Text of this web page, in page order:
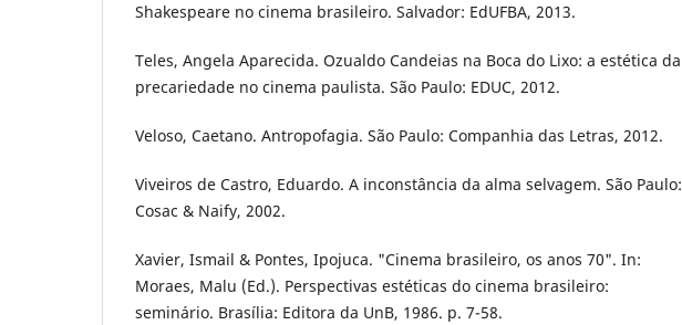
Shakespeare no cinema brasileiro. Salvador: EdUFBA, 2013.
Teles, Angela Aparecida. Ozualdo Candeias na Boca do Lixo: a estética da
precariedade no cinema paulista. São Paulo: EDUC, 2012.
Veloso, Caetano. Antropofagia. São Paulo: Companhia das Letras, 2012.
Viveiros de Castro, Eduardo. A inconstância da alma selvagem. São Paulo:
Cosac & Naify, 2002.
Xavier, Ismail & Pontes, Ipojuca. "Cinema brasileiro, os anos 70". In:
Moraes, Malu (Ed.). Perspectivas estéticas do cinema brasileiro:
seminário. Brasília: Editora da UnB, 1986. p. 7-58.